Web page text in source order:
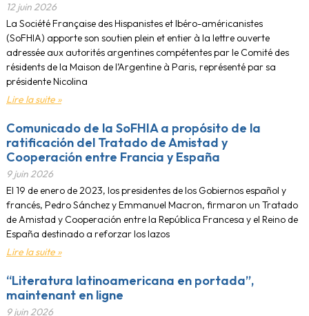
12 juin 2026
La Société Française des Hispanistes et Ibéro-américanistes
(SoFHIA) apporte son soutien plein et entier à la lettre ouverte
adressée aux autorités argentines compétentes par le Comité des
résidents de la Maison de l’Argentine à Paris, représenté par sa
présidente Nicolina
Lire la suite »
Comunicado de la SoFHIA a propósito de la
ratificación del Tratado de Amistad y
Cooperación entre Francia y España
9 juin 2026
El 19 de enero de 2023, los presidentes de los Gobiernos español y
francés, Pedro Sánchez y Emmanuel Macron, firmaron un Tratado
de Amistad y Cooperación entre la República Francesa y el Reino de
España destinado a reforzar los lazos
Lire la suite »
“Literatura latinoamericana en portada”,
maintenant en ligne
9 juin 2026